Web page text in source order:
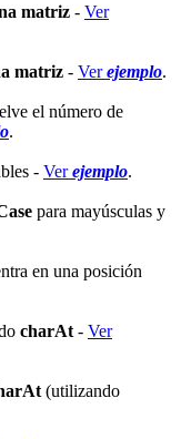
matriz - Ver
matriz - Verejemplo.
el número de
.
- Verejemplo.
para mayúsculas y
en una posición
charAt - Ver
(utilizando